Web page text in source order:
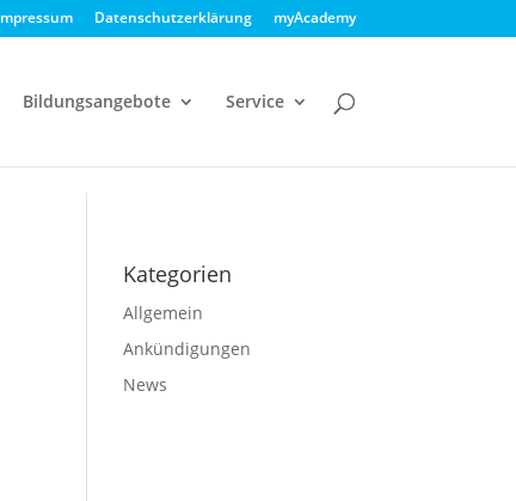
Datenschutzerklärung myAcademy
Bildungsangebote Service
Kategorien
Allgemein
Ankündigungen
News